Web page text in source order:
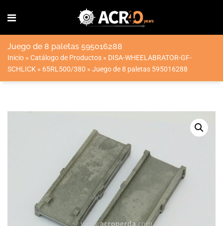
Juego de 8 paletas 595016288
Inicio » Catálogo de Productos » DISA-WHEELABRATOR-GF-
SCHLICK » 65RL500/380 » Juego de 8 paletas 595016288